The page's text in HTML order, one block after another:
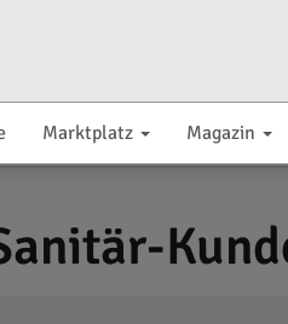
Marktplatz Magazin